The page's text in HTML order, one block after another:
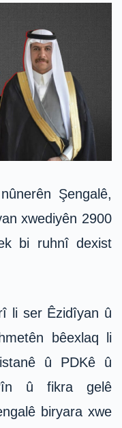
Şengalê,
xwediyên 2900
bi ruhnî dexist
li ser Êzidîyan û
bêexlaq li
û PDKê û
û fikra gelê
biryara xwe